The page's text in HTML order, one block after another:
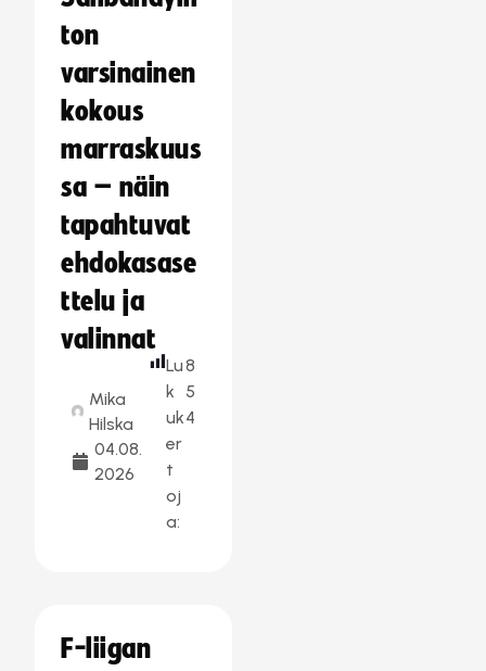
ton
varsinainen
kokous
marraskuus
sa – näin
tapahtuvat
ehdokasase
ttelu ja
valinnat
Mika
Hilska
04.08.
2026
Lu
k
uk
er
t
oj
a:
8
5
4
F-liigan